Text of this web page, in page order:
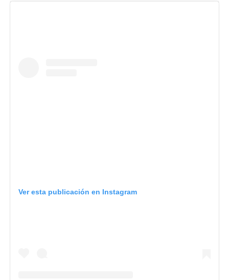
Ver esta publicación en Instagram